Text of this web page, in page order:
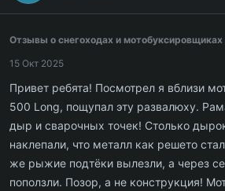
Отзывы о снегоходах и
15 Окт 2025
Привет ребята! Посмотрел я вблизи
500 Long, пощупал эту развалюху.
дыр и сварочных точек! Столько
наклепали, что металл как решето
же рыжие подтёки вылезли, а через
поползли. Позор, а не конструкция!